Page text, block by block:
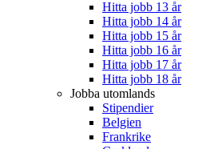
Hitta jobb 13 år
Hitta jobb 14 år
Hitta jobb 15 år
Hitta jobb 16 år
Hitta jobb 17 år
Hitta jobb 18 år
Jobba utomlands
Stipendier
Belgien
Frankrike